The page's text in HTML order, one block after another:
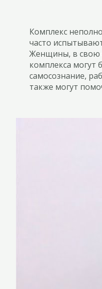
Комплекс
часто
Женщины, в свою
комплекса
самосознание,
также могут